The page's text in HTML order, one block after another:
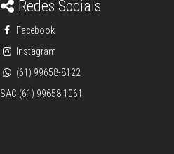
Redes Sociais
Facebook
Instagram
(61) 99658-8122
SAC (61) 99658 1061